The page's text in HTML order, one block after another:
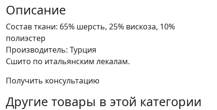
костюм
«тройка»
Описание
Состав ткани: 65% шерсть, 25% вискоза, 10%
полиэстер
Производитель: Турция
Сшито по итальянским лекалам.
Получить консультацию
Другие товары в этой категории